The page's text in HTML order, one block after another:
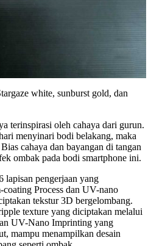
white, sunburst gold, dan
terinspirasi oleh cahaya dari gurun.
menyinari bodi belakang, maka
cahaya dan bayangan di tangan
ombak pada bodi smartphone ini.
lapisan pengerjaan yang
Process dan UV-nano
tekstur 3D bergelombang.
texture yang diciptakan melalui
UV-Nano Imprinting yang
mampu menampilkan desain